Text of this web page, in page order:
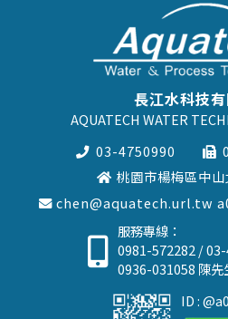
長江水科技
AQUATECH WATER
03-4750990
桃園市楊梅區中
chen@aquatech.url.tw
服務專線：
0981-572282 /
0936-031058 陳先
ID :